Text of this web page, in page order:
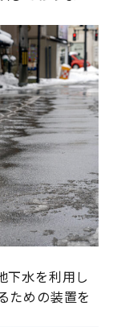
下水を利用し
ための装置を